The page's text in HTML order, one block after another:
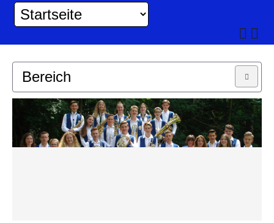
Bereich
MUSIKKAPELLE
JUGEND